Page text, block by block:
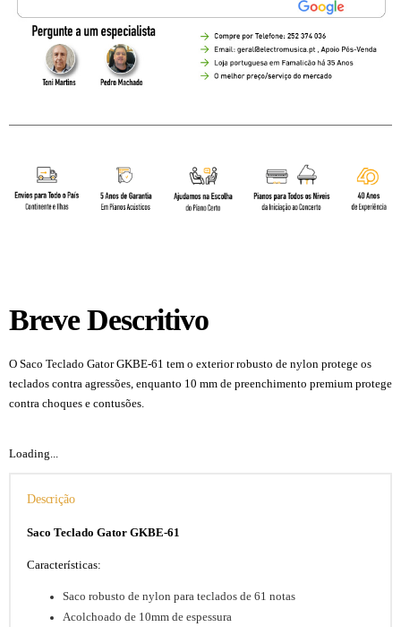
Breve Descritivo
O Saco Teclado Gator GKBE-61 tem o exterior robusto de nylon protege os
teclados contra agressões, enquanto 10 mm de preenchimento premium protege
contra choques e contusões.
Loading...
Descrição
Saco Teclado Gator GKBE-61
Características:
Saco robusto de nylon para teclados de 61 notas
Acolchoado de 10mm de espessura